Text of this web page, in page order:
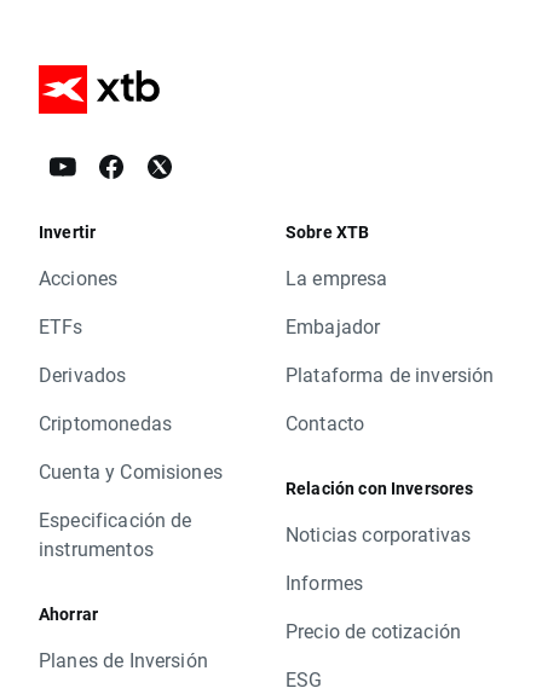
Invertir
Acciones
ETFs
Derivados
Criptomonedas
Cuenta y Comisiones
Especificación de
instrumentos
Ahorrar
Planes de Inversión
Sobre XTB
La empresa
Embajador
Plataforma de inversión
Contacto
Relación con Inversores
Noticias corporativas
Informes
Precio de cotización
ESG